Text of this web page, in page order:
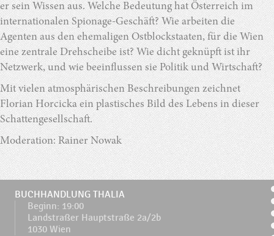
er sein Wissen aus. Welche Bedeutung hat Österreich im
internationalen Spionage-Geschäft? Wie arbeiten die
Agenten aus den ehemaligen Ostblockstaaten, für die Wien
eine zentrale Drehscheibe ist? Wie dicht geknüpft ist ihr
Netzwerk, und wie beeinflussen sie Politik und Wirtschaft?
Mit vielen atmosphärischen Beschreibungen zeichnet
Florian Horcicka ein plastisches Bild des Lebens in dieser
Schattengesellschaft.
Moderation: Rainer Nowak
BUCHHANDLUNG THALIA
Beginn: 19:00
Landstraßer Hauptstraße 2a/2b
1030 Wien